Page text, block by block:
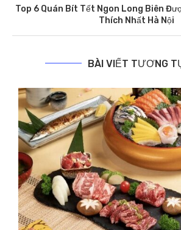
Top 6 Quán Bít Tết Ngon Long Biên
Thích Nhất Hà Nội
BÀI VIẾT TƯƠNG